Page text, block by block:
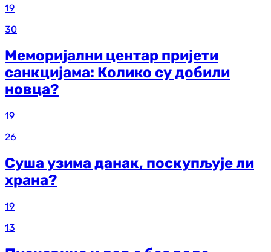
19
30
Меморијални центар пријети
санкцијама: Колико су добили
новца?
19
26
Суша узима данак, поскупљује ли
храна?
19
13